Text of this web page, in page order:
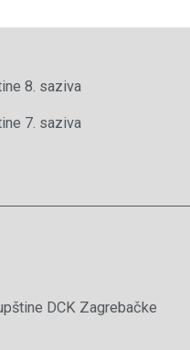
8. saziva
7. saziva
DCK Zagrebačke